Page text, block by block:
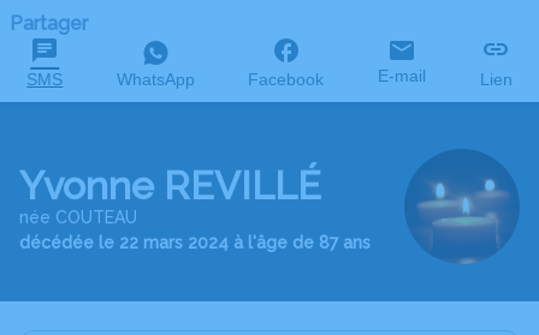
Partager
SMS WhatsApp Facebook E-mail Lien
Yvonne REVILLÉ
née COUTEAU
décédée le 22 mars 2024 à l'âge de 87 ans